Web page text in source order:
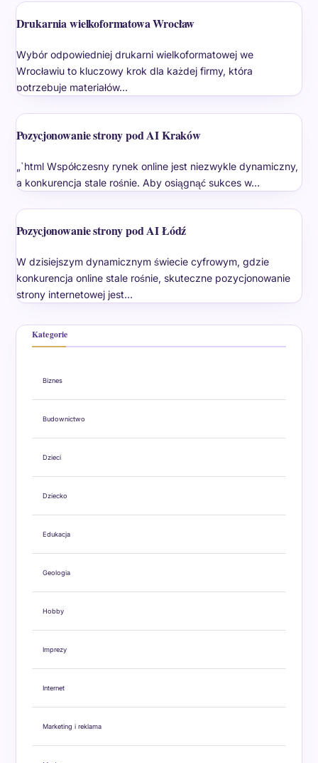
Drukarnia wielkoformatowa Wrocław
Wybór odpowiedniej drukarni wielkoformatowej we
Wrocławiu to kluczowy krok dla każdej firmy, która
potrzebuje materiałów…
Pozycjonowanie strony pod AI Kraków
„`html Współczesny rynek online jest niezwykle dynamiczny,
a konkurencja stale rośnie. Aby osiągnąć sukces w…
Pozycjonowanie strony pod AI Łódź
W dzisiejszym dynamicznym świecie cyfrowym, gdzie
konkurencja online stale rośnie, skuteczne pozycjonowanie
strony internetowej jest…
Kategorie
Biznes
Budownictwo
Dzieci
Dziecko
Edukacja
Geologia
Hobby
Imprezy
Internet
Marketing i reklama